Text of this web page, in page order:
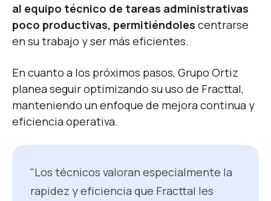
al equipo técnico de tareas administrativas
poco productivas, permitiéndoles centrarse
en su trabajo y ser más eficientes.
En cuanto a los próximos pasos, Grupo Ortiz
planea seguir optimizando su uso de Fracttal,
manteniendo un enfoque de mejora continua y
eficiencia operativa.
"Los técnicos valoran especialmente la
rapidez y eficiencia que Fracttal les